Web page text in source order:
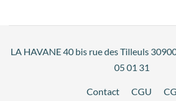
LA HAVANE 40 bis rue des Tilleuls
05 01 31
Contact CGU